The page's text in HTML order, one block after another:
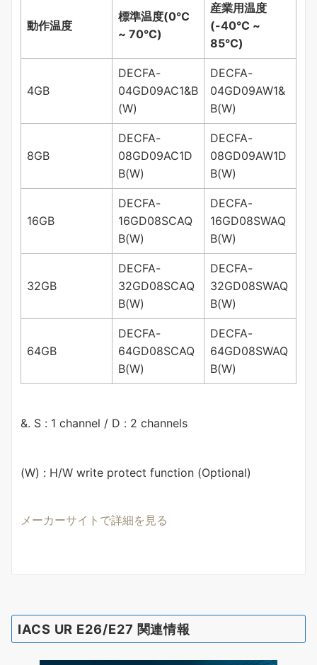
動作温度
標準温度(0°C
~ 70°C)
産業用温度
(-40°C ~
85°C)
4GB
DECFA-
04GD09AC1&B
(W)
DECFA-
04GD09AW1&
B(W)
8GB
DECFA-
08GD09AC1D
B(W)
DECFA-
08GD09AW1D
B(W)
16GB
DECFA-
16GD08SCAQ
B(W)
DECFA-
16GD08SWAQ
B(W)
32GB
DECFA-
32GD08SCAQ
B(W)
DECFA-
32GD08SWAQ
B(W)
64GB
DECFA-
64GD08SCAQ
B(W)
DECFA-
64GD08SWAQ
B(W)
&. S : 1 channel / D : 2 channels
(W) : H/W write protect function (Optional)
メーカーサイトで詳細を見る
IACS UR E26/E27 関連情報